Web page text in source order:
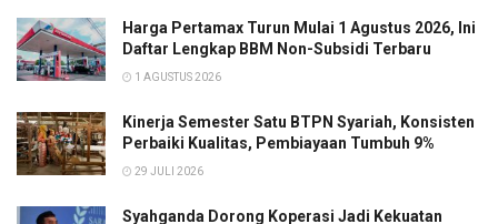
Harga Pertamax Turun Mulai 1 Agustus 2026, Ini
Daftar Lengkap BBM Non-Subsidi Terbaru
1 AGUSTUS 2026
Kinerja Semester Satu BTPN Syariah, Konsisten
Perbaiki Kualitas, Pembiayaan Tumbuh 9%
29 JULI 2026
Syahganda Dorong Koperasi Jadi Kekuatan